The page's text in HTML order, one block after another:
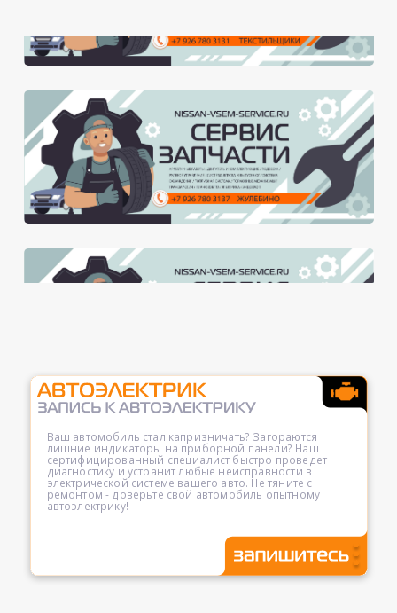
Ваш автомобиль стал капризничать? Загораются
лишние индикаторы на приборной панели? Наш
сертифицированный специалист быстро проведет
диагностику и устранит любые неисправности в
электрической системе вашего авто. Не тяните с
ремонтом - доверьте свой автомобиль опытному
автоэлектрику!